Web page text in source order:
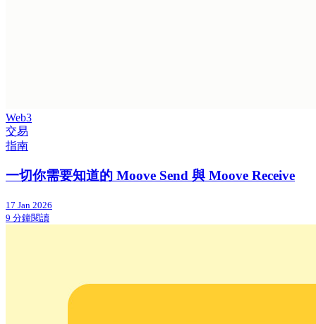
Web3
交易
指南
一切你需要知道的 Moove Send 與 Moove Receive
17 Jan 2026
9 分鐘閱讀